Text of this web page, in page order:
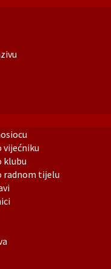
vijećniku
klubu
radnom tijelu